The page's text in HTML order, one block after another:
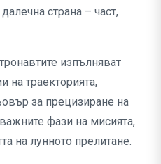
страна – част,
изпълняват
на траекторията,
за прецизиране на
фази на мисията,
на лунното прелитане.